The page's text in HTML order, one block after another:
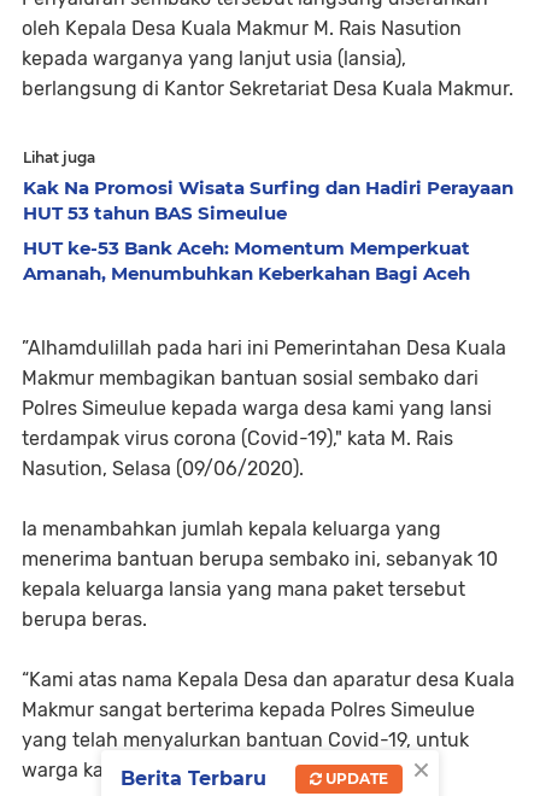
oleh Kepala Desa Kuala Makmur M. Rais Nasution
kepada warganya yang lanjut usia (lansia),
berlangsung di Kantor Sekretariat Desa Kuala Makmur.
Lihat juga
Kak Na Promosi Wisata Surfing dan Hadiri Perayaan
HUT 53 tahun BAS Simeulue
HUT ke-53 Bank Aceh: Momentum Memperkuat
Amanah, Menumbuhkan Keberkahan Bagi Aceh
”Alhamdulillah pada hari ini Pemerintahan Desa Kuala
Makmur membagikan bantuan sosial sembako dari
Polres Simeulue kepada warga desa kami yang lansi
terdampak virus corona (Covid-19)," kata M. Rais
Nasution, Selasa (09/06/2020).
Ia menambahkan jumlah kepala keluarga yang
menerima bantuan berupa sembako ini, sebanyak 10
kepala keluarga lansia yang mana paket tersebut
berupa beras.
“Kami atas nama Kepala Desa dan aparatur desa Kuala
Makmur sangat berterima kepada Polres Simeulue
yang telah menyalurkan bantuan Covid-19, untuk
warga kami yang Lanjut usia," tutupnya. (her)
×
Berita Terbaru UPDATE